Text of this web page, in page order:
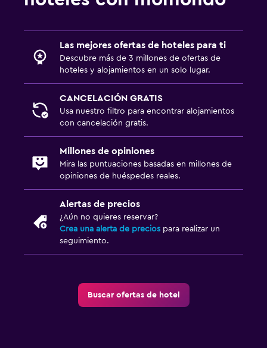
Las mejores ofertas de hoteles para ti
Descubre más de 3 millones de ofertas de
hoteles y alojamientos en un solo lugar.
CANCELACIÓN GRATIS
Usa nuestro filtro para encontrar alojamientos
con cancelación gratis.
Millones de opiniones
Mira las puntuaciones basadas en millones de
opiniones de huéspedes reales.
Alertas de precios
¿Aún no quieres reservar?
Crea una alerta de precios para realizar un
seguimiento.
Buscar ofertas de hotel